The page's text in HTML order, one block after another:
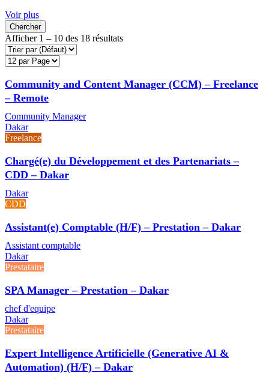
Voir plus
Chercher
Afficher 1 – 10 des 18 résultats
Community and Content Manager (CCM) – Freelance
– Remote
Community Manager
Dakar
Freelance
Chargé(e) du Développement et des Partenariats –
CDD – Dakar
Dakar
CDD
Assistant(e) Comptable (H/F) – Prestation – Dakar
Assistant comptable
Dakar
Prestataire
SPA Manager – Prestation – Dakar
chef d'equipe
Dakar
Prestataire
Expert Intelligence Artificielle (Generative AI &
Automation) (H/F) – Dakar